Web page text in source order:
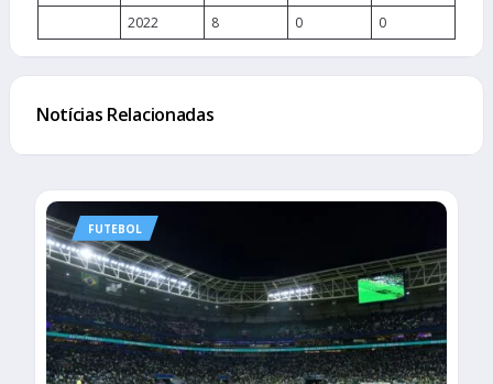
2022 8 0 0
Notícias Relacionadas
FUTEBOL